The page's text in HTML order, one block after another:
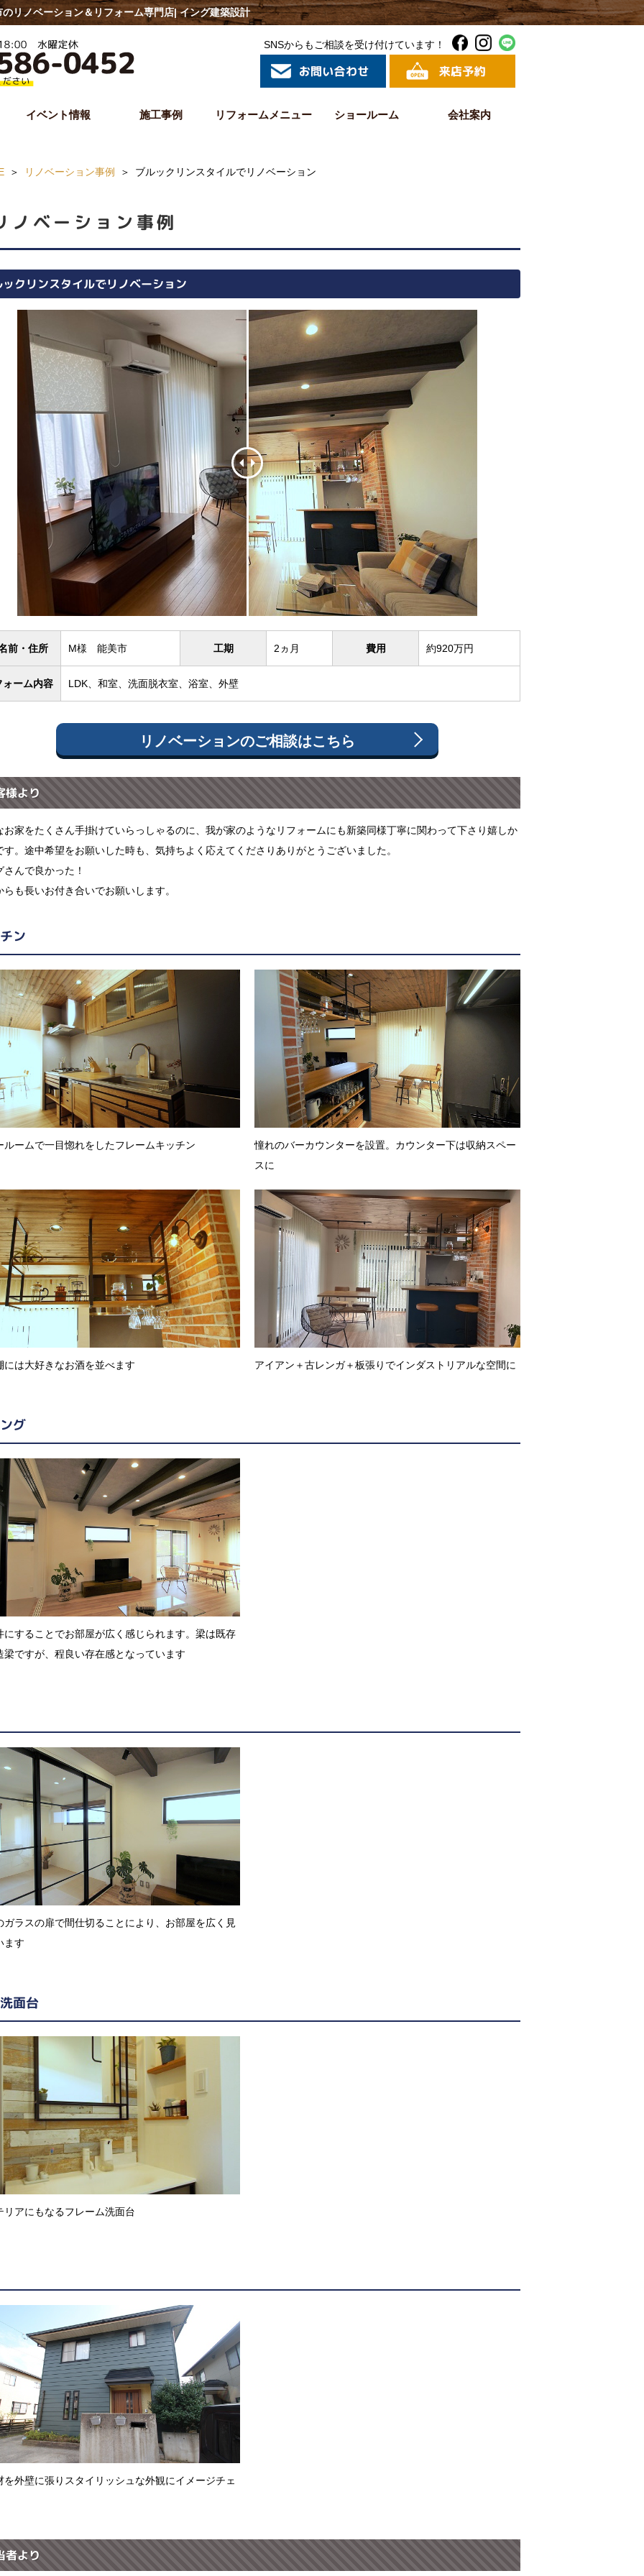
リノベーション＆リフォーム専門店| イング建築設計
SNSからもご相談を受け付けています！
イベント情報 施工事例 リフォームメニュー ショールーム 会社案内
リノベーション事例 ブルックリンスタイルでリノベーション
ノベーション事例
クリンスタイルでリノベーション
前・住所 M様 能美市 工期 2ヵ月 費用 約920万円
ォーム内容 LDK、和室、洗面脱衣室、浴室、外壁
リノベーションのご相談はこちら
様より
お家をたくさん手掛けていらっしゃるのに、我が家のようなリフォームにも新築同様丁寧に関わって下さり嬉しか
す。途中希望をお願いした時も、気持ちよく応えてくださりありがとうございました。
さんで良かった！
らも長いお付き合いでお願いします。
ン
ルームで一目惚れをしたフレームキッチン
憧れのバーカウンターを設置。カウンター下は収納スペー
スに
には大好きなお酒を並べます アイアン＋古レンガ＋板張りでインダストリアルな空間に
グ
にすることでお部屋が広く感じられます。梁は既存
梁ですが、程良い存在感となっています
ガラスの扉で間仕切ることにより、お部屋を広く見
ます
面台
リアにもなるフレーム洗面台
を外壁に張りスタイリッシュな外観にイメージチェ
者より